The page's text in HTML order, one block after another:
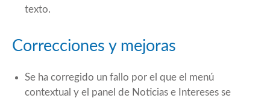
texto.
Correcciones y mejoras
Se ha corregido un fallo por el que el menú
contextual y el panel de Noticias e Intereses se